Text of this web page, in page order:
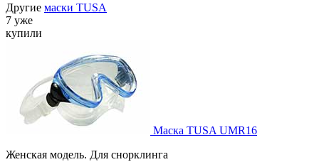
Другие маски TUSA
7 уже
купили
Маска TUSA UMR16
Женская модель. Для снорклинга